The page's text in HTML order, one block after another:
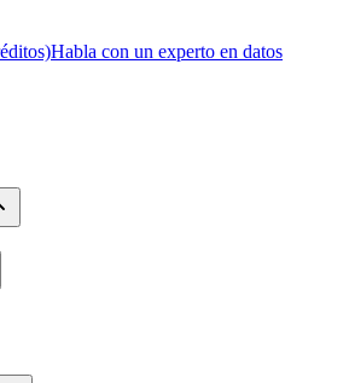
Habla con un experto en datos